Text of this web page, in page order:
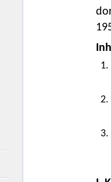
1.
2.
3.